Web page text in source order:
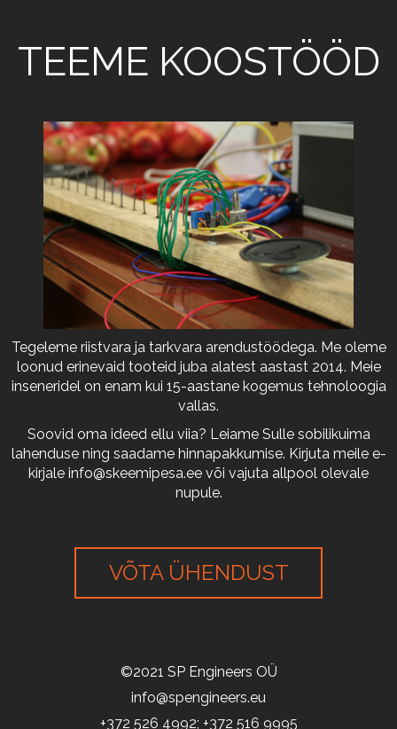
TEEME KOOSTÖÖD
Tegeleme riistvara ja tarkvara arendustöödega. Me oleme
loonud erinevaid tooteid juba alatest aastast 2014. Meie
inseneridel on enam kui 15-aastane kogemus tehnoloogia
vallas.
Soovid oma ideed ellu viia? Leiame Sulle sobilikuima
lahenduse ning saadame hinnapakkumise. Kirjuta meile e-
kirjale info@skeemipesa.ee või vajuta allpool olevale
nupule.
VÕTA ÜHENDUST
©2021 SP Engineers OÜ
info@spengineers.eu
+372 526 4992; +372 516 9995